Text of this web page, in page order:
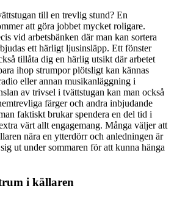
till en trevlig stund? En
att göra jobbet mycket roligare.
vid arbetsbänken där man kan sortera
ett härligt ljusinsläpp. Ett fönster
tillåta dig en härlig utsikt där arbetet
ihop strumpor plötsligt kan kännas
eller annan musikanläggning i
av trivsel i tvättstugan kan man också
färger och andra inbjudande
faktiskt brukar spendera en del tid i
värt allt engagemang. Många väljer att
nära en ytterdörr och anledningen är
ut under sommaren för att kunna hänga
i källaren